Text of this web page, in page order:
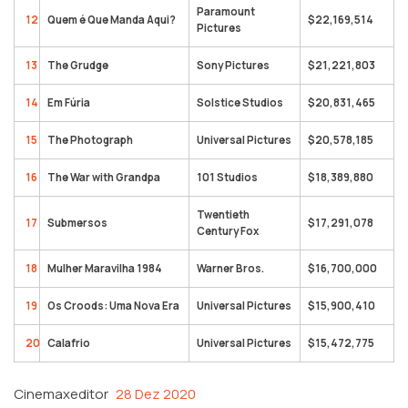
12 Quem é Que Manda Aqui?
Paramount
Pictures
$22,169,514
13 The Grudge Sony Pictures $21,221,803
14 Em Fúria Solstice Studios $20,831,465
15 The Photograph Universal Pictures $20,578,185
16 The War with Grandpa 101 Studios $18,389,880
17 Submersos
Twentieth
Century Fox
$17,291,078
18 Mulher Maravilha 1984 Warner Bros. $16,700,000
19 Os Croods: Uma Nova Era Universal Pictures $15,900,410
20 Calafrio Universal Pictures $15,472,775
Cinemaxeditor 28 Dez 2020